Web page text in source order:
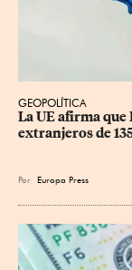
GEOPOLÍTICA
La UE afirma que
extranjeros de
Por Europa Press